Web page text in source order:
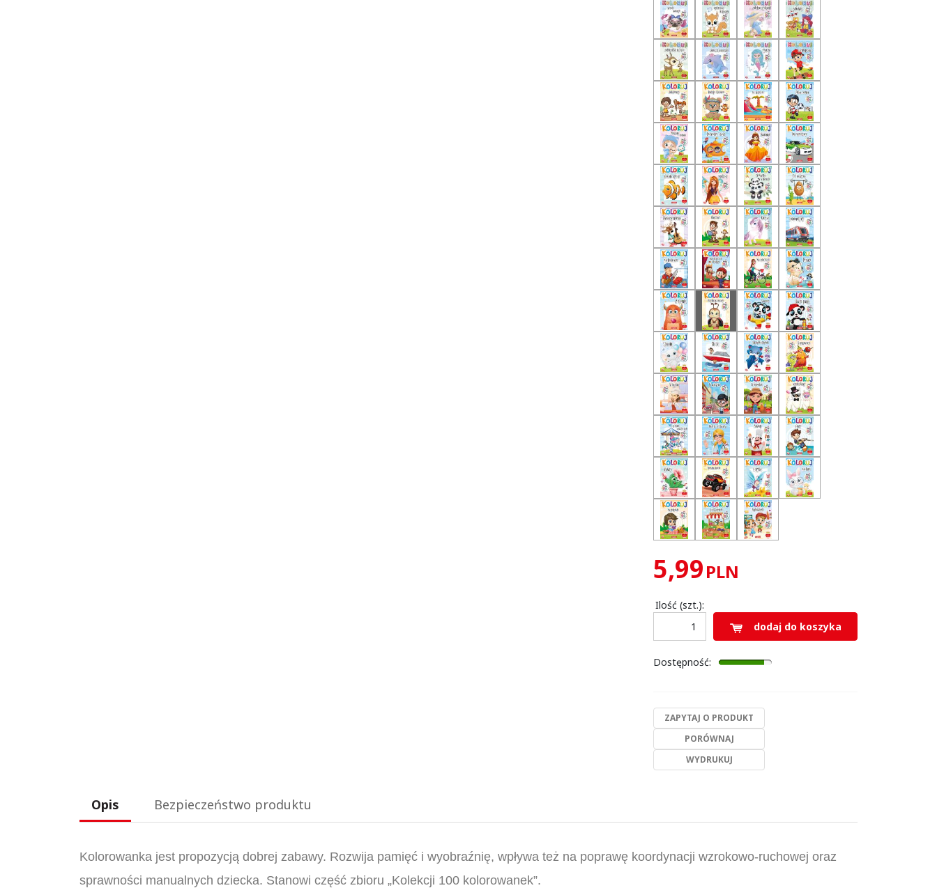
5,99PLN
Ilość(szt.):
dodaj do koszyka
Dostępność:
ZAPYTAJ O PRODUKT
PORÓWNAJ
WYDRUKUJ
Opis Bezpieczeństwo produktu
Kolorowanka jest propozycją dobrej zabawy. Rozwija pamięć i wyobraźnię, wpływa też na poprawę koordynacji wzrokowo-ruchowej oraz
sprawności manualnych dziecka. Stanowi część zbioru „Kolekcji 100 kolorowanek”.